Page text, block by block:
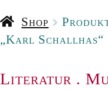
Shop
„Karl Schallhas“
Literatur .